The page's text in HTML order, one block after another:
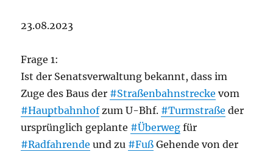
23.08.2023
Frage 1:
Ist der Senatsverwaltung bekannt, dass im
Zuge des Baus der #Straßenbahnstrecke vom
#Hauptbahnhofzum U-Bhf. #Turmstraße der
ursprünglich geplante #Überweg für
#Radfahrende und zu #Fuß Gehende von der